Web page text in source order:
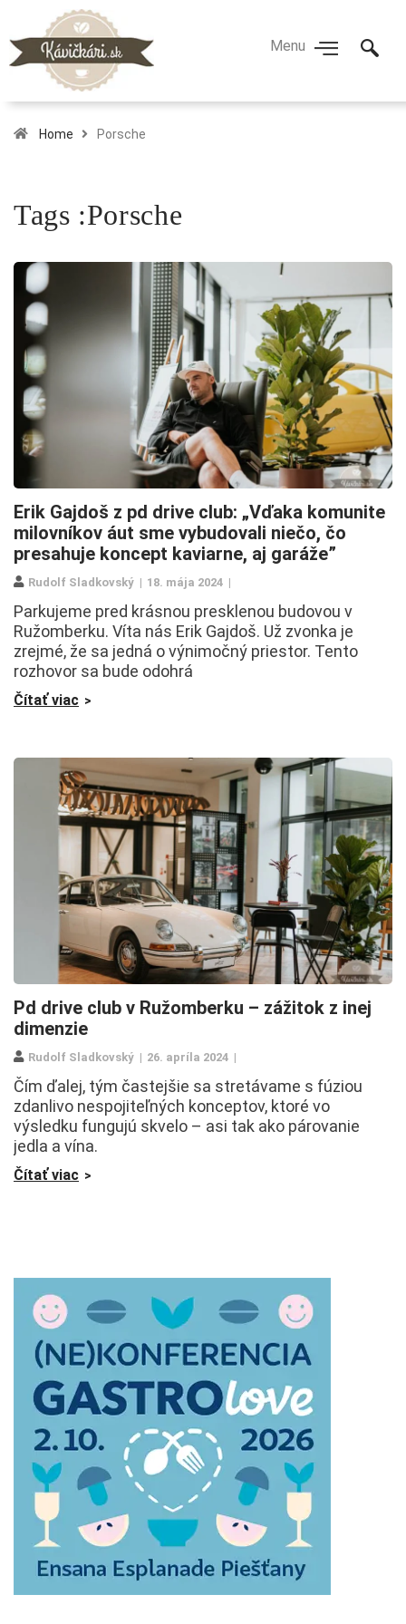
Home Porsche
Tags :Porsche
Erik Gajdoš z pd drive club: „Vďaka komunite
milovníkov áut sme vybudovali niečo, čo
presahuje koncept kaviarne, aj garáže”
Rudolf Sladkovský 18. mája 2024
Parkujeme pred krásnou presklenou budovou v
Ružomberku. Víta nás Erik Gajdoš. Už zvonka je
zrejmé, že sa jedná o výnimočný priestor. Tento
rozhovor sa bude odohrá
Čítať viac
Pd drive club v Ružomberku – zážitok z inej
dimenzie
Rudolf Sladkovský 26. apríla 2024
Čím ďalej, tým častejšie sa stretávame s fúziou
zdanlivo nespojiteľných konceptov, ktoré vo
výsledku fungujú skvelo – asi tak ako párovanie
jedla a vína.
Čítať viac